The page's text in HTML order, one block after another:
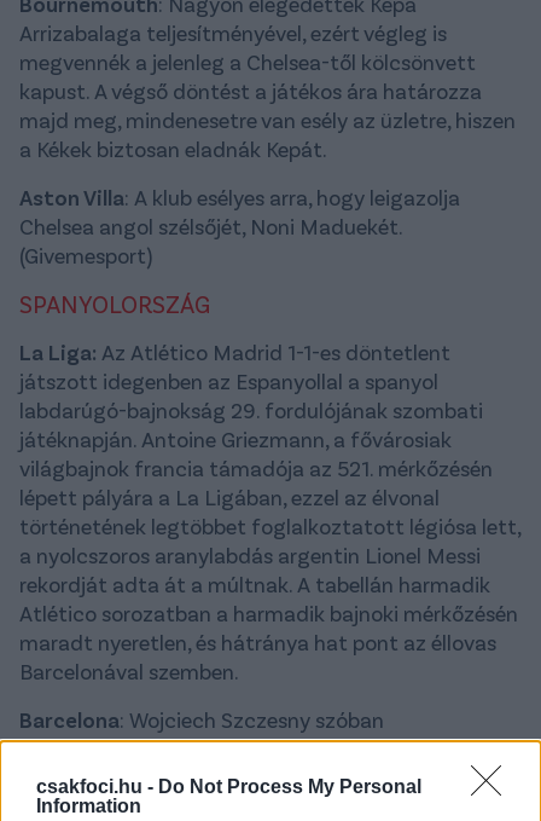
csakfoci.hu - Do Not Process My Personal
Information
Arrizabalaga teljesítményével, ezért végleg is
megvennék a jelenleg a Chelsea-től kölcsönvett
kapust. A végső döntést a játékos ára határozza
majd meg, mindenesetre van esély az üzletre, hiszen
a Kékek biztosan eladnák Kepát.
Aston Villa: A klub esélyes arra, hogy leigazolja
Chelsea angol szélsőjét, Noni Maduekét.
(Givemesport)
SPANYOLORSZÁG
La Liga: Az Atlético Madrid 1-1-es döntetlent
játszott idegenben az Espanyollal a spanyol
labdarúgó-bajnokság 29. fordulójának szombati
játéknapján. Antoine Griezmann, a fővárosiak
világbajnok francia támadója az 521. mérkőzésén
lépett pályára a La Ligában, ezzel az élvonal
történetének legtöbbet foglalkoztatott légiósa lett,
a nyolcszoros aranylabdás argentin Lionel Messi
rekordját adta át a múltnak. A tabellán harmadik
Atlético sorozatban a harmadik bajnoki mérkőzésén
maradt nyeretlen, és hátránya hat pont az éllovas
Barcelonával szemben.
Barcelona: Wojciech Szczesny szóban
megállapodott a klubbal új szerződéséről, és
várhatóan hamarosan 2026-ig alá is ír a
katalánokkal.